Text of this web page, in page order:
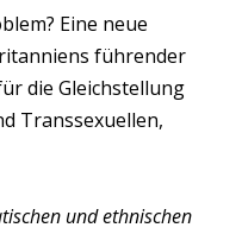
Eine neue
führender
die Gleichstellung
Transsexuellen,
und ethnischen